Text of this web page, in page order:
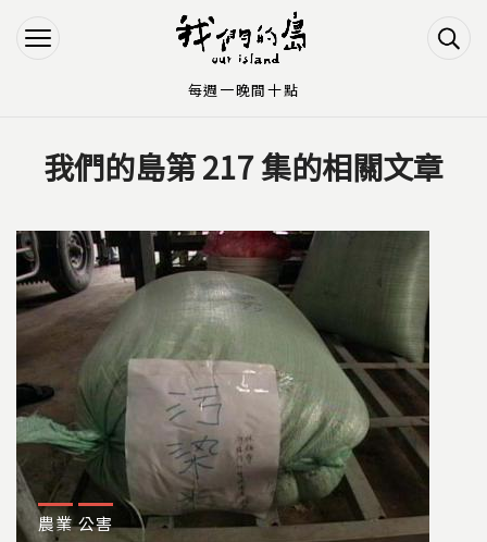
Jump to Navigation
Jump to Main content
您在這裡
我們的島第 217 集的相關文章
農業 公害
每週一晚間十點